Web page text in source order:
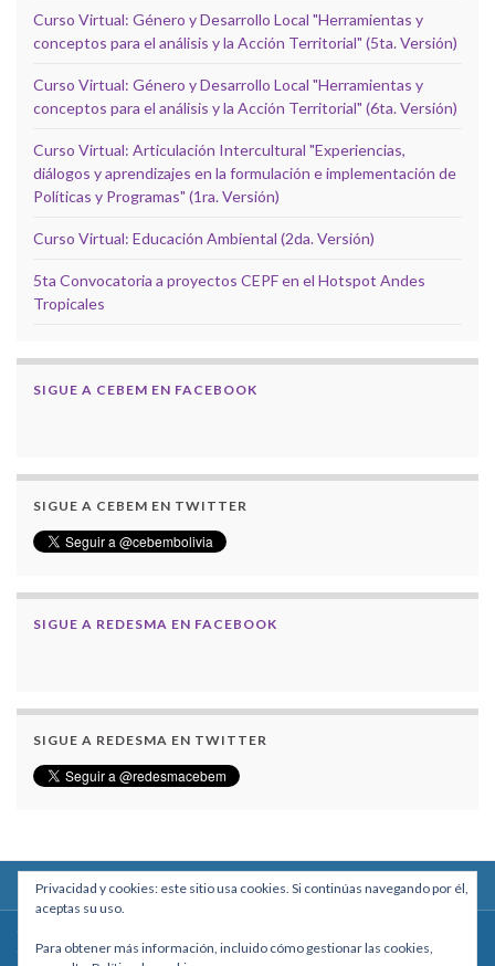
Curso Virtual: Género y Desarrollo Local "Herramientas y
conceptos para el análisis y la Acción Territorial" (5ta. Versión)
Curso Virtual: Género y Desarrollo Local "Herramientas y
conceptos para el análisis y la Acción Territorial" (6ta. Versión)
Curso Virtual: Articulación Intercultural "Experiencias,
diálogos y aprendizajes en la formulación e implementación de
Políticas y Programas" (1ra. Versión)
Curso Virtual: Educación Ambiental (2da. Versión)
5ta Convocatoria a proyectos CEPF en el Hotspot Andes
Tropicales
SIGUE A CEBEM EN FACEBOOK
SIGUE A CEBEM EN TWITTER
SIGUE A REDESMA EN FACEBOOK
SIGUE A REDESMA EN TWITTER
Calle Macario Pinilla # 2588 esq. Av. Arce, Edificio Arcadia, Mezzanine, Of. 101
Privacidad y cookies: este sitio usa cookies. Si continúas navegando por él,
aceptas su uso.
Para obtener más información, incluido cómo gestionar las cookies,